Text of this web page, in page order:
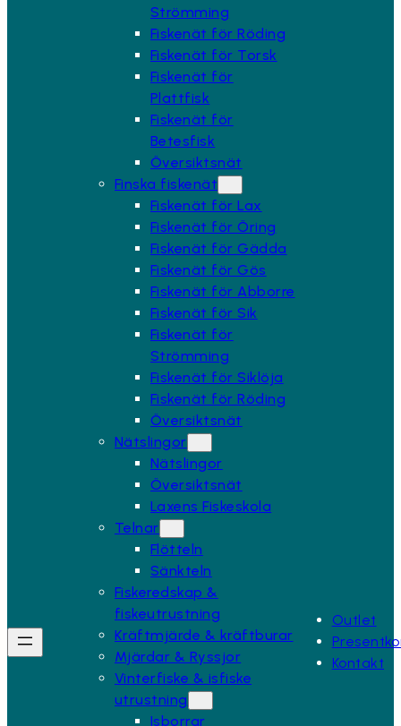
Strömming
Fiskenät för Röding
Fiskenät för Torsk
Fiskenät för
Plattfisk
Fiskenät för
Betesfisk
Översiktsnät
Finska fiskenät
Fiskenät för Lax
Fiskenät för Öring
Fiskenät för Gädda
Fiskenät för Gös
Fiskenät för Abborre
Fiskenät för Sik
Fiskenät för
Strömming
Fiskenät för Siklöja
Fiskenät för Röding
Översiktsnät
Nätslingor
Nätslingor
Översiktsnät
Laxens Fiskeskola
Telnar
Flötteln
Sänkteln
Fiskeredskap &
fiskeutrustning
Kräftmjärde & kräftburar
Mjärdar & Ryssjor
Vinterfiske & isfiske
utrustning
Isborrar
Outlet
Kontakt